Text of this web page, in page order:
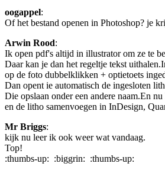
oogappel:
Of het bestand openen in Photoshop? je
Arwin Rood:
Ik open pdf's altijd in illustrator om ze te
Daar kan je dan het regeltje tekst
op de foto dubbelklikken + optietoets
Dan opent ie automatisch de ingesloten
Die opslaan onder een andere naam.En
en de litho samenvoegen in InDesign,
Mr Briggs:
kijk nu leer ik ook weer wat vandaag.
Top!
:thumbs-up: :biggrin: :thumbs-up: